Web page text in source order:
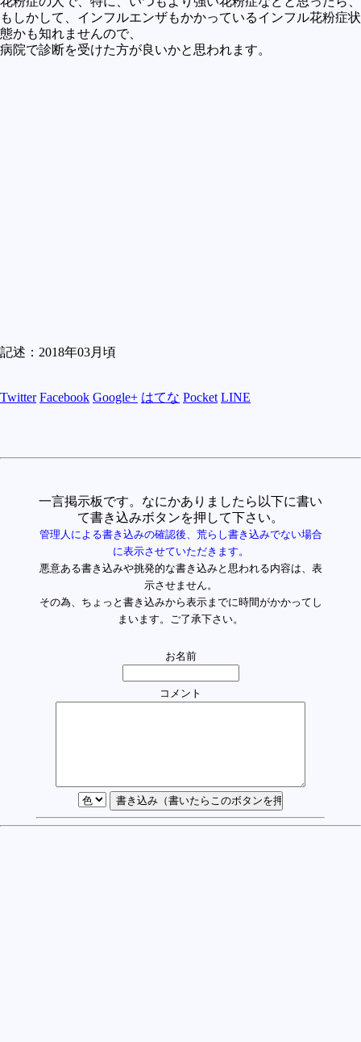
もしかして、インフルエンザもかかっているインフル花粉症状
態かも知れませんので、
病院で診断を受けた方が良いかと思われます。
記述：2018年03月頃
Twitter Facebook Google+ はてな Pocket LINE
一言掲示板です。なにかありましたら以下に書い
て書き込みボタンを押して下さい。
管理人による書き込みの確認後、荒らし書き込みでない場合
に表示させていただきます。
悪意ある書き込みや挑発的な書き込みと思われる内容は、表
示させません。
その為、ちょっと書き込みから表示までに時間がかかってし
まいます。ご了承下さい。
お名前
コメント